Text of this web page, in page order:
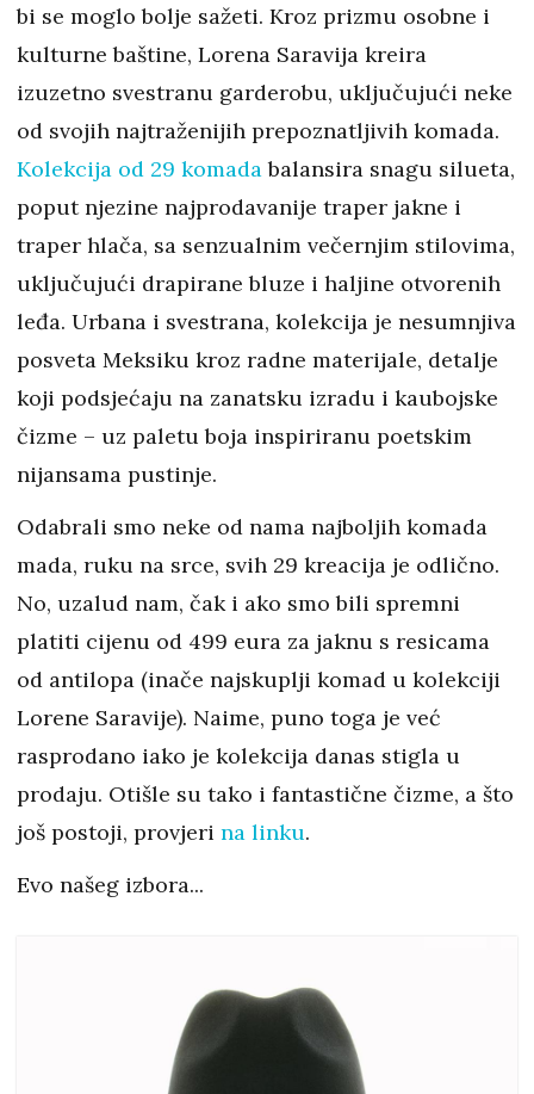
bi se moglo bolje sažeti. Kroz prizmu osobne i
kulturne baštine, Lorena Saravija kreira
izuzetno svestranu garderobu, uključujući neke
od svojih najtraženijih prepoznatljivih komada.
Kolekcija od 29 komadabalansira snagu silueta,
poput njezine najprodavanije traper jakne i
traper hlača, sa senzualnim večernjim stilovima,
uključujući drapirane bluze i haljine otvorenih
leđa. Urbana i svestrana, kolekcija je nesumnjiva
posveta Meksiku kroz radne materijale, detalje
koji podsjećaju na zanatsku izradu i kaubojske
čizme – uz paletu boja inspiriranu poetskim
nijansama pustinje.
Odabrali smo neke od nama najboljih komada
mada, ruku na srce, svih 29 kreacija je odlično.
No, uzalud nam, čak i ako smo bili spremni
platiti cijenu od 499 eura za jaknu s resicama
od antilopa (inače najskuplji komad u kolekciji
Lorene Saravije). Naime, puno toga je već
rasprodano iako je kolekcija danas stigla u
prodaju. Otišle su tako i fantastične čizme, a što
još postoji, provjeri na linku.
Evo našeg izbora...